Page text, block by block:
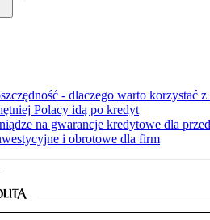
- dlaczego warto
Polacy idą po kredyt
na gwarancje kredytowe dla
i obrotowe dla firm